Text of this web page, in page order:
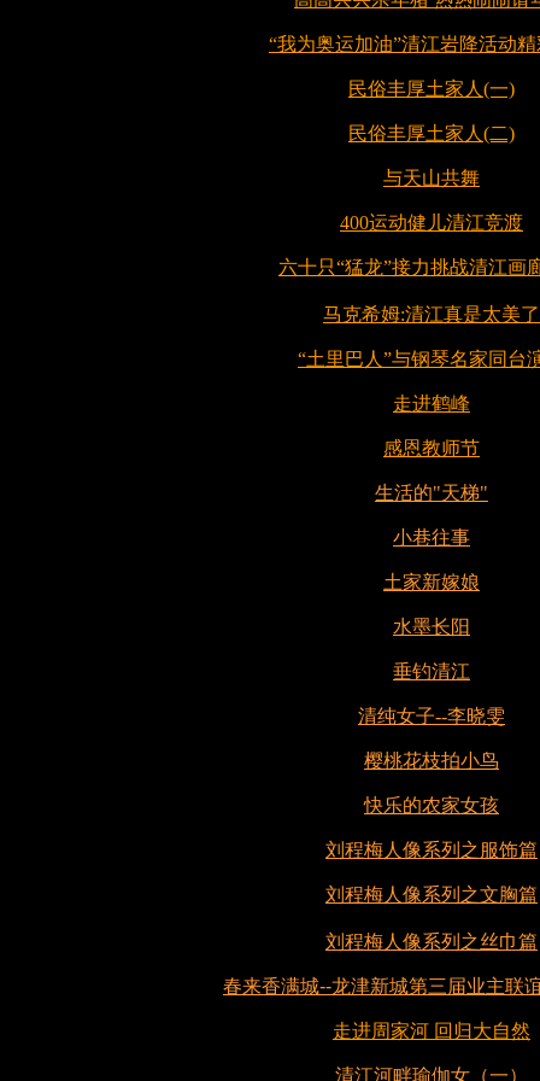
“我为奥运加油”清江岩降活动
民俗丰厚土家人(一)
民俗丰厚土家人(二)
与天山共舞
400运动健儿清江竞渡
六十只“猛龙”接力挑战清江画
马克希姆:清江真是太美了
“土里巴人”与钢琴名家同台
走进鹤峰
感恩教师节
生活的"天梯"
小巷往事
土家新嫁娘
水墨长阳
垂钓清江
清纯女子--李晓雯
樱桃花枝拍小鸟
快乐的农家女孩
刘程梅人像系列之服饰篇
刘程梅人像系列之文胸篇
刘程梅人像系列之丝巾篇
春来香满城--龙津新城第三届业主联
走进周家河 回归大自然
清江河畔瑜伽女（一）